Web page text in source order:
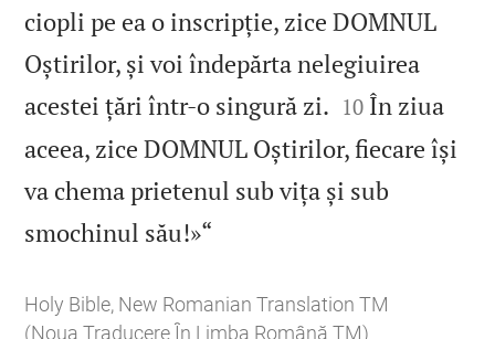
ciopli pe ea o inscripție, zice DOMNUL
Oștirilor, și voi îndepărta nelegiuirea
acestei țări într‑o singură zi. 

10 În ziua
aceea, zice DOMNUL Oștirilor, fiecare își
va chema prietenul sub vița și sub
smochinul său!»“
Holy Bible, New Romanian Translation TM
(Noua Traducere În Limba Română TM)